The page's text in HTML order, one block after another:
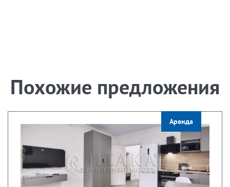
Похожие предложения
Аренда